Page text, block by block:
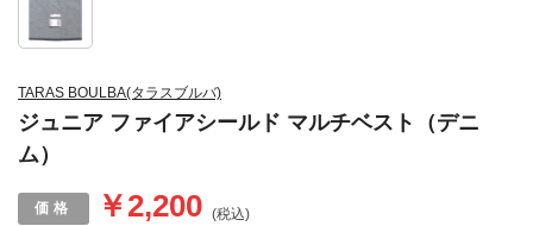
TARAS BOULBA(タラスブルバ)
ジュニア ファイアシールド マルチベスト（デニ
ム）
￥2,200 (税込)